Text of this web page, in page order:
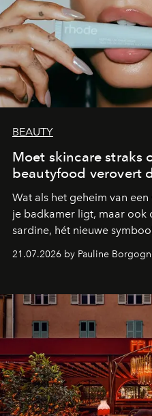
BEAUTY
Moet skincare straks
beautyfood verovert
Wat als het geheim van
je badkamer ligt, maar ook
sardine, hét nieuwe
kijker met twee
21.07.2026 by Pauline